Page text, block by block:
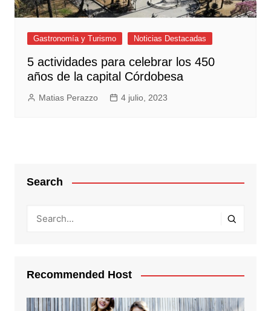
Gastronomía y Turismo Noticias Destacadas
5 actividades para celebrar los 450
años de la capital Córdobesa
Matias Perazzo 4 julio, 2023
Search
Recommended Host